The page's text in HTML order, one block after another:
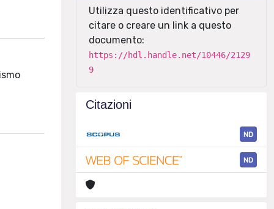
Utilizza questo identificativo per
citare o creare un link a questo
documento:
https://hdl.handle.net/10446/2129
9
Citazioni
ND
ND